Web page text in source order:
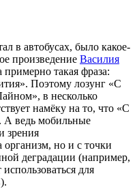
в автобусах, было какое-
произведение Василия
такая фраза:
Поэтому лозунг «С
в несколько
намёку на то, что «С
А ведь мобильные
зрения
организм, но и с точки
деградации (например,
для